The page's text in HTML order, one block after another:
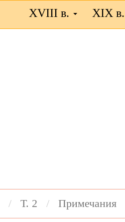
XVIII в. XIX в.
Т. 2 Примечания